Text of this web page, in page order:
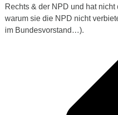
Rechts & der NPD und hat
warum sie die NPD nicht
im Bundesvorstand…).